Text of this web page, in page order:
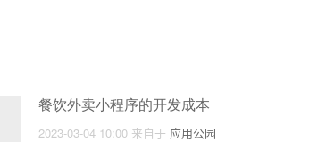
餐饮外卖小程序的开发成本
2023-03-04 10:00 来自于 应用公园